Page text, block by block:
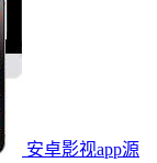
安卓影视app源